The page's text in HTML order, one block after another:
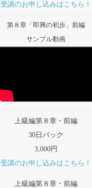
受講のお申し込みはこちら！
第８章「即興の初歩」前編
サンプル動画
上級編第８章・前編
30日パック
3,000円
受講のお申し込みはこちら！
上級編第８章・前編